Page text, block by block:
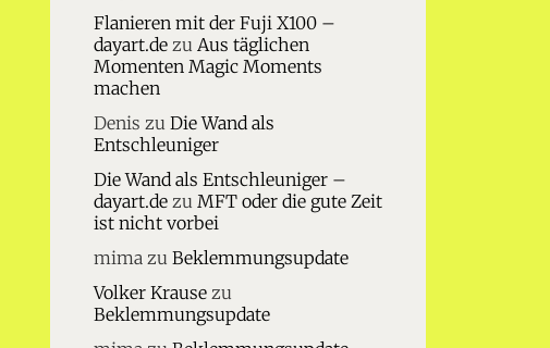
Flanieren mit der Fuji X100 –
dayart.dezu Aus täglichen
Momenten Magic Moments
machen
Denis zu Die Wand als
Entschleuniger
Die Wand als Entschleuniger –
dayart.dezu MFT oder die gute Zeit
ist nicht vorbei
mimazu Beklemmungsupdate
Volker Krausezu
Beklemmungsupdate